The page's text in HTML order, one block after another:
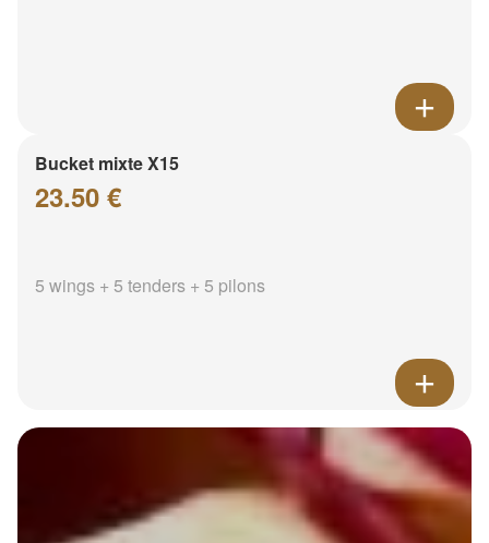
Bucket mixte X15
23.50 €
5 wings + 5 tenders + 5 pilons